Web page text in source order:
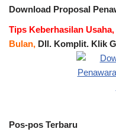
Download Proposal
Tips Keberhasilan Usaha,
Bulan, Dll. Komplit. Klik
Pos-pos Terbaru